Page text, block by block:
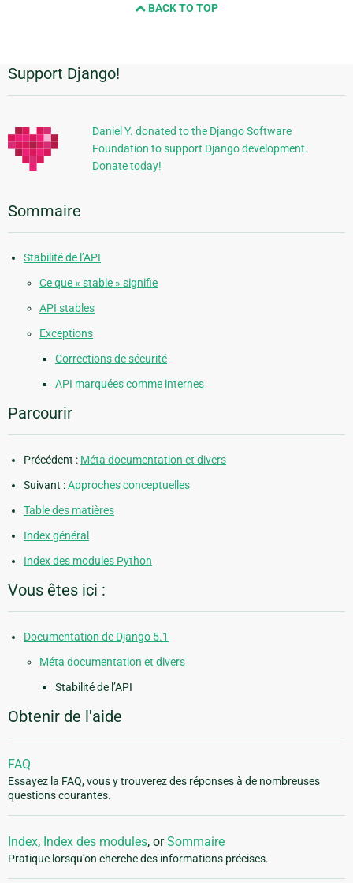
BACK TO TOP
Informations
supplémentaires
Support Django!
Daniel Y. donated to the Django Software
Foundation to support Django development.
Donate today!
Sommaire
Stabilité de l’API
Ce que « stable » signifie
API stables
Exceptions
Corrections de sécurité
API marquées comme internes
Parcourir
Précédent : Méta documentation et divers
Suivant :Approches conceptuelles
Table des matières
Index général
Index des modules Python
Vous êtes ici :
Documentation de Django 5.1
Méta documentation et divers
Stabilité de l’API
Obtenir de l'aide
FAQ
Essayez la FAQ, vous y trouverez des réponses à de nombreuses
questions courantes.
Index, Index des modules, orSommaire
Pratique lorsqu'on cherche des informations précises.